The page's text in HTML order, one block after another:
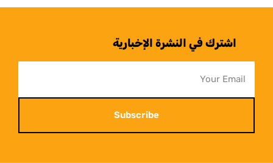
اشترك في النشرة الإخبارية
Subscribe